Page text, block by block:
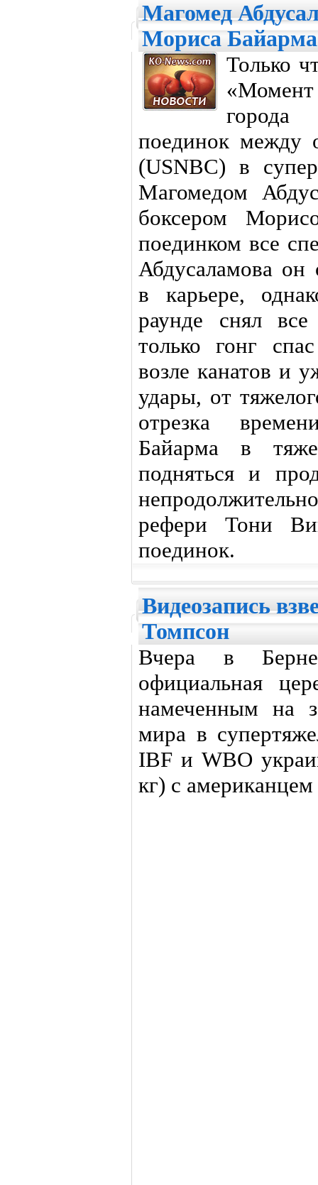
Магомед
Мориса Байарма
Только
«Момент
города
поединок между
(USNBC) в
Магомедом
боксером
поединком все
Абдусаламова он
в карьере,
раунде снял
только гонг
возле канатов и
удары, от
отрезка
Байарма в
подняться и
рефери Тони
поединок.
Видеозапись
Томпсон
Вчера в
официальная
намеченным на
мира в
IBF и WBO
кг) с